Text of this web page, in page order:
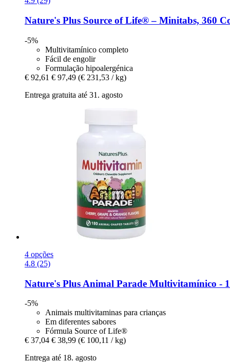
Nature's Plus Source of Life® – Minitabs, 360
-5%
Multivitamínico completo
Fácil de engolir
Formulação hipoalergénica
€ 92,61 € 97,49 (€ 231,53 / kg)
Entrega gratuita até 31. agosto
4 opções
4.8 (25)
Nature's Plus Animal Parade Multivitamínico -​
-5%
Animais multivitaminas para crianças
Em diferentes sabores
Fórmula Source of Life®
€ 37,04 € 38,99 (€ 100,11 / kg)
Entrega até 18. agosto